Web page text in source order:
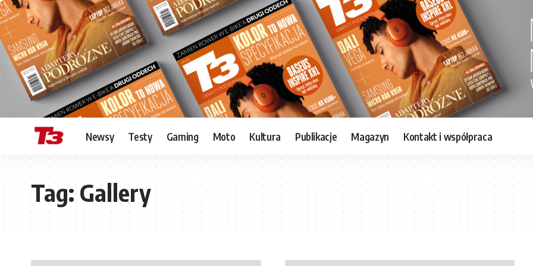
Newsy Testy Gaming Moto Kultura Publikacje Magazyn Kontakt i współpraca
Tag:Gallery